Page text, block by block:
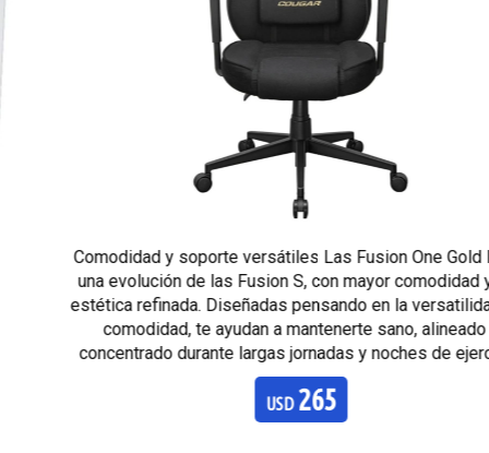
Comodidad y soporte versátiles Las Fusion One Gold F son
una evolución de las Fusion S, con mayor comodidad y una
estética refinada. Diseñadas pensando en la versatilidad y la
comodidad, te ayudan a mantenerte sano, alineado y
concentrado durante largas jornadas y noches de ejercicio.
265